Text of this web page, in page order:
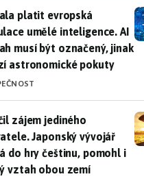
platit evropská regulace
platit evropská
umělé inteligence. AI
musí být označený, jinak
astronomické pokuty
zájem jediného uživatele.
zájem jediného
Japonský vývojář
do hry češtinu, pomohl i
vztah obou zemí